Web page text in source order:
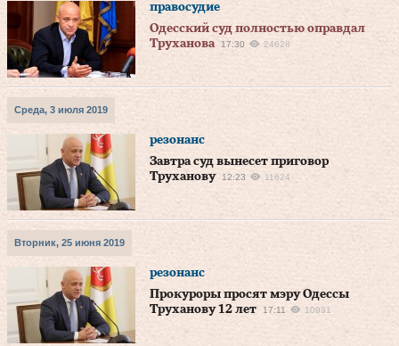
правосудие
Одесский суд полностью оправдал
Труханова
17:30 24628
Среда, 3 июля 2019
резонанс
Завтра суд вынесет приговор
Труханову
12:23 11624
Вторник, 25 июня 2019
резонанс
Прокуроры просят мэру Одессы
Труханову 12 лет
17:11 10931